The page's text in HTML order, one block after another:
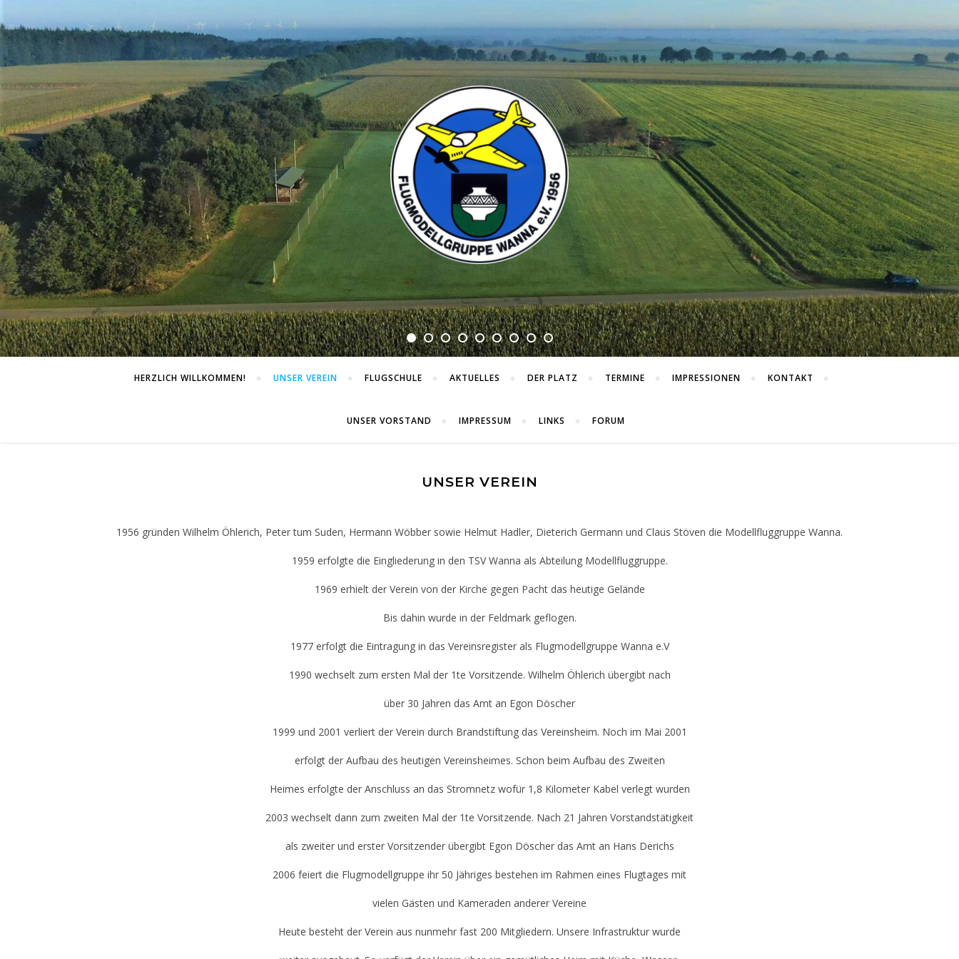
HERZLICH WILLKOMMEN! UNSER VEREIN FLUGSCHULE AKTUELLES DER PLATZ TERMINE IMPRESSIONEN KONTAKT
UNSER VORSTAND IMPRESSUM LINKS FORUM
UNSER VEREIN
1956 gründen Wilhelm Öhlerich, Peter tum Suden, Hermann Wöbber sowie Helmut Hadler, Dieterich Germann und Claus Stöven die Modellfluggruppe Wanna.
1959 erfolgte die Eingliederung in den TSV Wanna als Abteilung Modellfluggruppe.
1969 erhielt der Verein von der Kirche gegen Pacht das heutige Gelände
Bis dahin wurde in der Feldmark geflogen.
1977 erfolgt die Eintragung in das Vereinsregister als Flugmodellgruppe Wanna e.V
1990 wechselt zum ersten Mal der 1te Vorsitzende. Wilhelm Öhlerich übergibt nach
über 30 Jahren das Amt an Egon Döscher
1999 und 2001 verliert der Verein durch Brandstiftung das Vereinsheim. Noch im Mai 2001
erfolgt der Aufbau des heutigen Vereinsheimes. Schon beim Aufbau des Zweiten
Heimes erfolgte der Anschluss an das Stromnetz wofür 1,8 Kilometer Kabel verlegt wurden
2003 wechselt dann zum zweiten Mal der 1te Vorsitzende. Nach 21 Jahren Vorstandstätigkeit
als zweiter und erster Vorsitzender übergibt Egon Döscher das Amt an Hans Derichs
2006 feiert die Flugmodellgruppe ihr 50 Jähriges bestehen im Rahmen eines Flugtages mit
vielen Gästen und Kameraden anderer Vereine
Heute besteht der Verein aus nunmehr fast 200 Mitgliedern. Unsere Infrastruktur wurde